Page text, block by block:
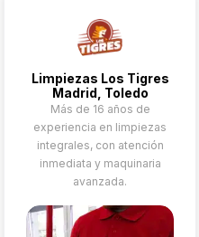
Limpiezas Los Tigres
Madrid, Toledo
Más de 16 años de
experiencia en limpiezas
integrales, con atención
inmediata y maquinaria
avanzada.